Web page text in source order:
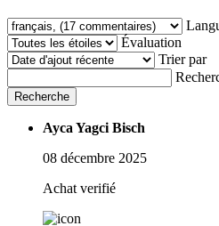
Évaluation
Trier par
Recherche
Ayca Yagci Bisch
08 décembre 2025
Achat verifié